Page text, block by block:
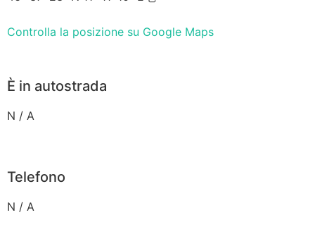
Controlla la posizione su Google Maps
È in autostrada
N / A
Telefono
N / A